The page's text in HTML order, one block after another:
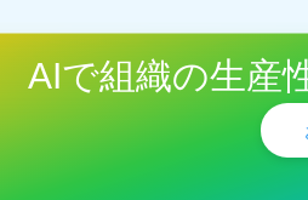
AIで組織の生産